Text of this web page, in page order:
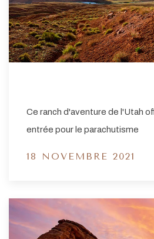
Ce ranch d'aventure de l'Utah
entrée pour le parachutisme
18 NOVEMBRE 2021